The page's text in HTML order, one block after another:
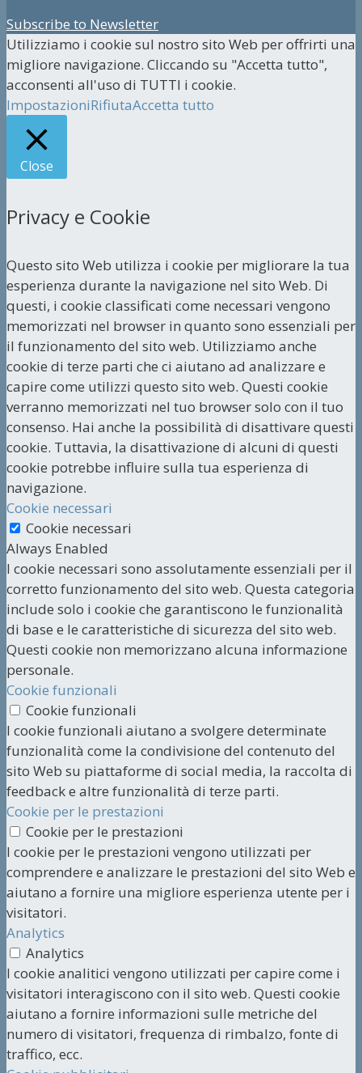
Subscribe to Newsletter
Utilizziamo i cookie sul nostro sito Web per offrirti una
migliore navigazione. Cliccando su "Accetta tutto",
acconsenti all'uso di TUTTI i cookie.
ImpostazioniRifiutaAccetta tutto
Close
Privacy e Cookie
Questo sito Web utilizza i cookie per migliorare la tua
esperienza durante la navigazione nel sito Web. Di
questi, i cookie classificati come necessari vengono
memorizzati nel browser in quanto sono essenziali per
il funzionamento del sito web. Utilizziamo anche
cookie di terze parti che ci aiutano ad analizzare e
capire come utilizzi questo sito web. Questi cookie
verranno memorizzati nel tuo browser solo con il tuo
consenso. Hai anche la possibilità di disattivare questi
cookie. Tuttavia, la disattivazione di alcuni di questi
cookie potrebbe influire sulla tua esperienza di
navigazione.
Cookie necessari
Cookie necessari
Always Enabled
I cookie necessari sono assolutamente essenziali per il
corretto funzionamento del sito web. Questa categoria
include solo i cookie che garantiscono le funzionalità
di base e le caratteristiche di sicurezza del sito web.
Questi cookie non memorizzano alcuna informazione
personale.
Cookie funzionali
Cookie funzionali
I cookie funzionali aiutano a svolgere determinate
funzionalità come la condivisione del contenuto del
sito Web su piattaforme di social media, la raccolta di
feedback e altre funzionalità di terze parti.
Cookie per le prestazioni
Cookie per le prestazioni
I cookie per le prestazioni vengono utilizzati per
comprendere e analizzare le prestazioni del sito Web e
aiutano a fornire una migliore esperienza utente per i
visitatori.
Analytics
Analytics
I cookie analitici vengono utilizzati per capire come i
visitatori interagiscono con il sito web. Questi cookie
aiutano a fornire informazioni sulle metriche del
numero di visitatori, frequenza di rimbalzo, fonte di
traffico, ecc.